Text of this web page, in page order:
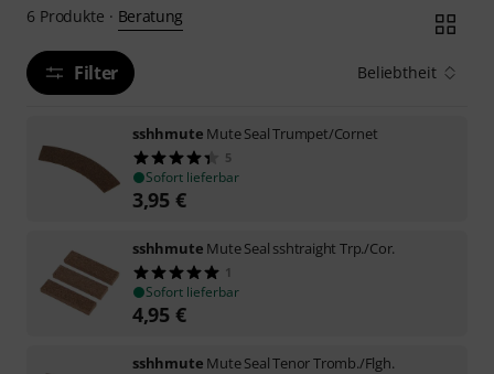
6 Produkte · Beratung
Filter Beliebtheit
sshhmute Mute Seal Trumpet/Cornet
5
Sofort lieferbar
3,95 €
sshhmute Mute Seal sshtraight Trp./Cor.
1
Sofort lieferbar
4,95 €
sshhmute Mute Seal Tenor Tromb./Flgh.